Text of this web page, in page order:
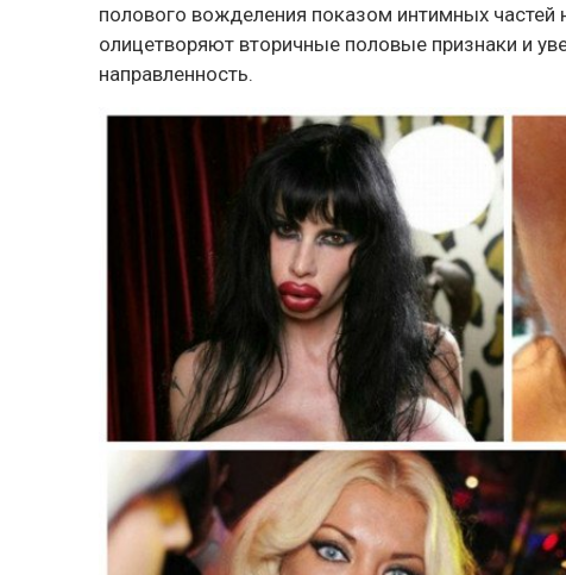
полового вожделения показом интимных частей
олицетворяют вторичные половые признаки и
направленность.